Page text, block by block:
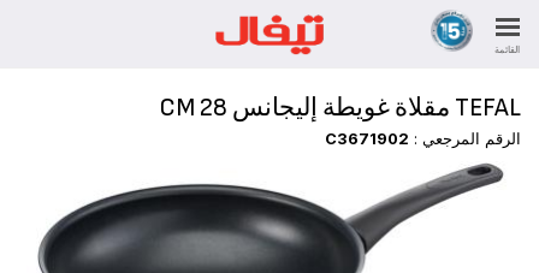
القائمة
TEFAL مقلاة غويطة إليجانس 28 CM
الرقم المرجعي : C3671902